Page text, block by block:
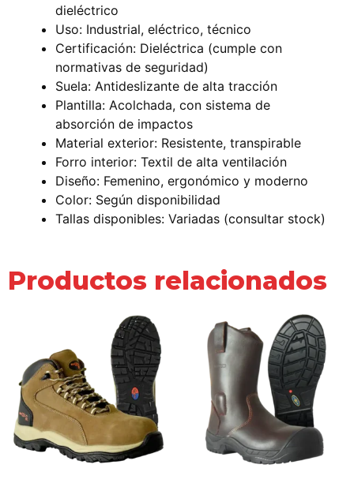
dieléctrico
Uso: Industrial, eléctrico, técnico
Certificación: Dieléctrica (cumple con
normativas de seguridad)
Suela: Antideslizante de alta tracción
Plantilla: Acolchada, con sistema de
absorción de impactos
Material exterior: Resistente, transpirable
Forro interior: Textil de alta ventilación
Diseño: Femenino, ergonómico y moderno
Color: Según disponibilidad
Tallas disponibles: Variadas (consultar stock)
Productos relacionados